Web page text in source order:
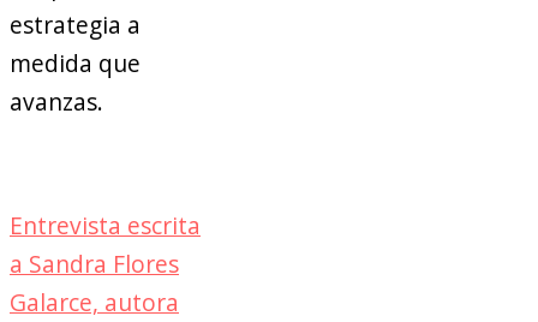
estrategia a
medida que
avanzas.
Entrevista escrita
a Sandra Flores
Galarce, autora